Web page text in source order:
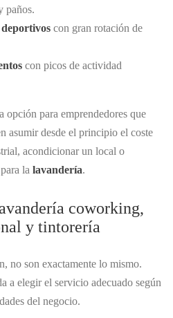
paños.
con gran rotación de
con picos de actividad
opción para emprendedores que
asumir desde el principio el coste
acondicionar un local o
la lavandería.
coworking,
y tintorería
no son exactamente lo mismo.
a elegir el servicio adecuado según
del negocio.